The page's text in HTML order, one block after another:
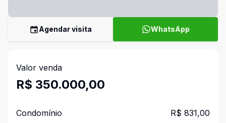
Agendar visita WhatsApp
Valor venda
R$ 350.000,00
Condomínio R$ 831,00